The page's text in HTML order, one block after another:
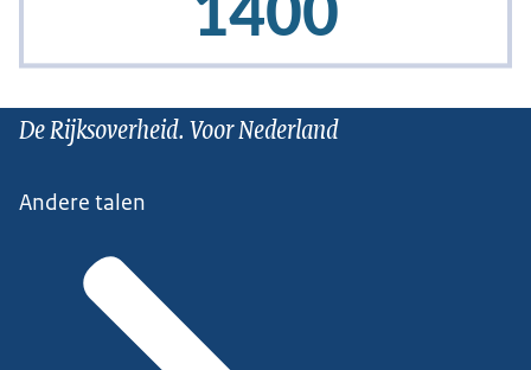
De Rijksoverheid. Voor Nederland
Andere talen